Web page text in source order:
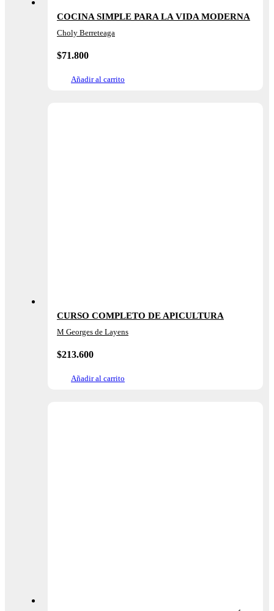
COCINA SIMPLE PARA LA VIDA MODERNA
Choly Berreteaga
$71.800
Añadir al carrito
CURSO COMPLETO DE APICULTURA
M Georges de Layens
$213.600
Añadir al carrito